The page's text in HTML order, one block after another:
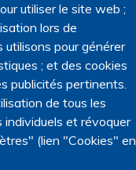
utiliser le site web ;
lors de
pour générer
; et des cookies
publicités pertinents.
de tous les
et révoquer
(lien "Cookies" en